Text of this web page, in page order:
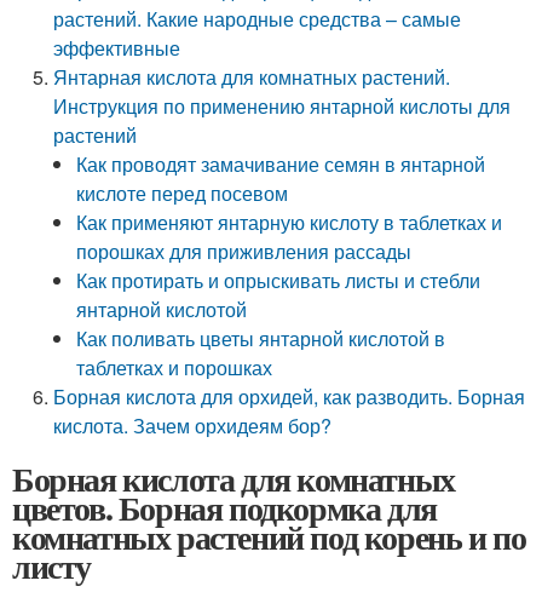
растений. Какие народные средства – самые
эффективные
Янтарная кислота для комнатных растений.
Инструкция по применению янтарной кислоты для
растений
Как проводят замачивание семян в янтарной
кислоте перед посевом
Как применяют янтарную кислоту в таблетках и
порошках для приживления рассады
Как протирать и опрыскивать листы и стебли
янтарной кислотой
Как поливать цветы янтарной кислотой в
таблетках и порошках
Борная кислота для орхидей, как разводить. Борная
кислота. Зачем орхидеям бор?
Борная кислота для комнатных
цветов. Борная подкормка для
комнатных растений под корень и по
листу